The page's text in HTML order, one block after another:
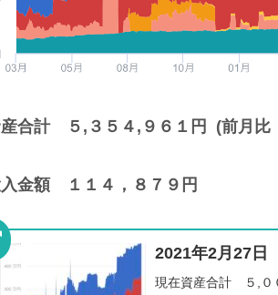
合計 ５,３５４,９６１円 (前月
入金額 １１４，８７９円
2021年2月27
現在資産合計 ５,０